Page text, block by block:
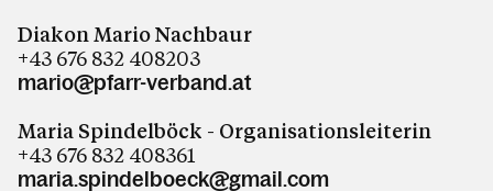
Diakon Mario Nachbaur
+43 676 832 408203
mario@pfarr-verband.at
Maria Spindelböck - Organisationsleiterin
+43 676 832 408361
maria.spindelboeck@gmail.com